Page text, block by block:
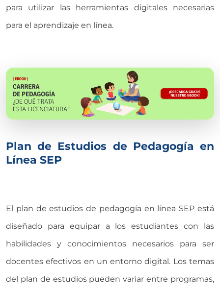
para utilizar las herramientas digitales necesarias
para el aprendizaje en línea.
Plan de Estudios de Pedagogía en
Línea SEP
El plan de estudios de pedagogía en línea SEP está
diseñado para equipar a los estudiantes con las
habilidades y conocimientos necesarios para ser
docentes efectivos en un entorno digital. Los temas
del plan de estudios pueden variar entre programas,